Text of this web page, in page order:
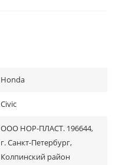
Honda
Civic
ООО НОР-ПЛАСТ. 196644,
г. Санкт-Петербург,
Колпинский район